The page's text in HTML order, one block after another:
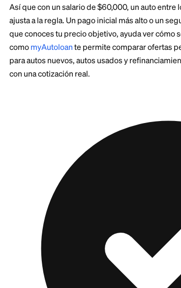
Paso 1: Encuentra tu techo del
costos de auto combinados.
Paso 2: Separa el seguro y la
$200 al mes, eso deja $300 para
Paso 4: Suma tu pago inicial.Con
unos $3,900 de pago inicial te
Así que con un salario de $60,000,
ajusta a la regla. Un pago inicial
que conoces tu precio objetivo,
como
te permite
para autos nuevos, autos usados y
con una cotización real.